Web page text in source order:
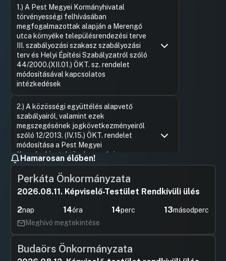
1.) A Pest Megyei Kormányhivatal
törvényességi felhívásában
megfogalmazottak alapján a Merengő
utca környéke településrendezési terve
III. szabályozási szakasz szabályozási
terv és Helyi Építési Szabályzatról szóló
44/2000.(XII.01.) ÖKT. sz. rendelet
módosításával kapcsolatos
intézkedések
2.) A közösségi együttélés alapvető
szabályairól, valamint ezek
megszegésének jogkövetkezményeiről
szóló 12/2013. (IV.15.) ÖKT. rendelet
módosítása a Pest Megyei
Kormányhivatal törvényességi
felhívásában megfogalmazottak alapján
HozzászólásokUgrás a napirendi pontra
3.) Budaörs Város Önkormányzatának
Szervezeti és Működési Szabályzatáról szóló
36/2010. (XI.12.) ÖKT. rendelet módosítása
4.) Budaörs Város Önkormányzat Polgármesteri
Hivatalában foglalkoztatott köztisztviselők
Hamarosan élőben!
Perkáta Önkormányzata
2026.08.11. Képviselő-Testület Rendkívüli ülés
2nap 14óra 14perc 12másodperc
Meghívó megtekintése
Budaörs Önkormányzata